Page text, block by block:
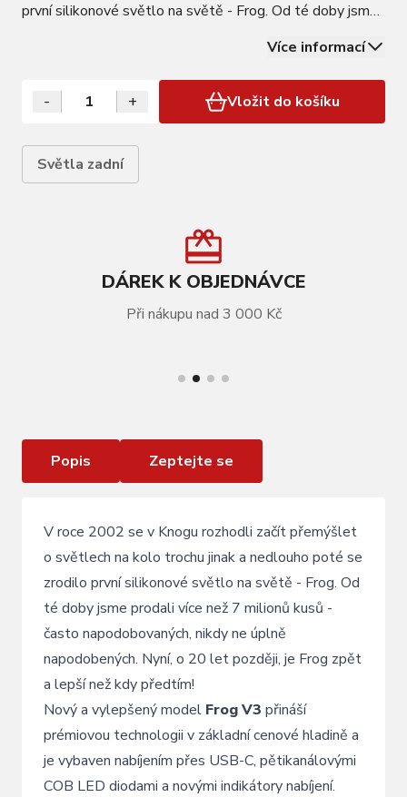
první silikonové světlo na světě - Frog. Od té doby jsme
nikdy ne úplně napodobených. Nyní, o 20 let později, je
Frog zpět a lepší než…
Více informací
- + Vložit do košíku
Světla zadní
DÁREK K OBJEDNÁVCE
Při nákupu nad 3 000 Kč
Popis Zeptejte se
V roce 2002 se v Knogu rozhodli začít přemýšlet
o světlech na kolo trochu jinak a nedlouho poté se
zrodilo první silikonové světlo na světě - Frog. Od
té doby jsme prodali více než 7 milionů kusů -
často napodobovaných, nikdy ne úplně
napodobených. Nyní, o 20 let později, je Frog zpět
a lepší než kdy předtím!
Nový a vylepšený model Frog V3 přináší
prémiovou technologii v základní cenové hladině a
je vybaven nabíjením přes USB-C, pětikanálovými
COB LED diodami a novými indikátory nabíjení.